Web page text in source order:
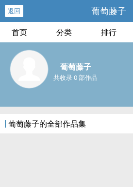
返回 葡萄藤子
首页 分类 排行
葡萄藤子
共收录 0 部作品
葡萄藤子的全部作品集